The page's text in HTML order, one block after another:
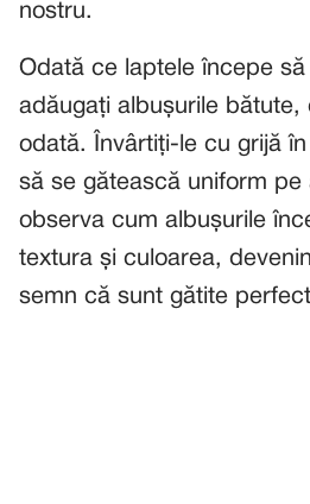
nostru.
Odată ce laptele începe
adăugați albușurile bătute,
odată. Învârtiți-le cu grijă
să se gătească uniform pe
observa cum albușurile
textura și culoarea,
semn că sunt gătite